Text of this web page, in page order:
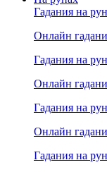
Гадания на
Онлайн
Гадания на
Онлайн
Гадания на
Онлайн
Гадания на